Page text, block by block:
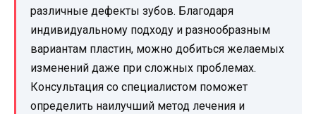
различные дефекты зубов. Благодаря
индивидуальному подходу и разнообразным
вариантам пластин, можно добиться желаемых
изменений даже при сложных проблемах.
Консультация со специалистом поможет
определить наилучший метод лечения и